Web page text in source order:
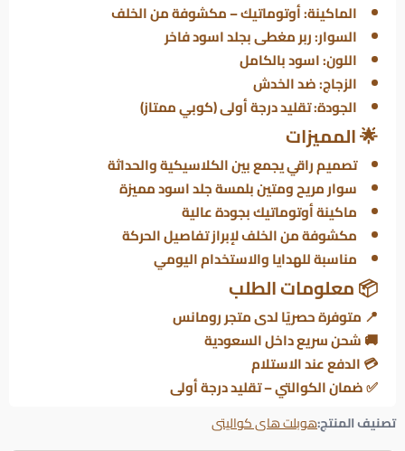
الماكينة: أوتوماتيك – مكشوفة من الخلف
السوار: ربر مغطى بجلد اسود فاخر
اللون: اسود بالكامل
الزجاج: ضد الخدش
الجودة: تقليد درجة أولى (كوبي ممتاز)
🌟 المميزات
تصميم راقي يجمع بين الكلاسيكية والحداثة
سوار مريح ومتين بلمسة جلد اسود مميزة
ماكينة أوتوماتيك بجودة عالية
مكشوفة من الخلف لإبراز تفاصيل الحركة
مناسبة للهدايا والاستخدام اليومي
📦 معلومات الطلب
📍 متوفرة حصريًا لدىمتجر رومانس
🚚 شحن سريع داخل السعودية
💳 الدفع عند الاستلام
✅ ضمان الكوالتي – تقليد درجة أولى
تصنيف المنتج:هوبلت هاى كواليتى